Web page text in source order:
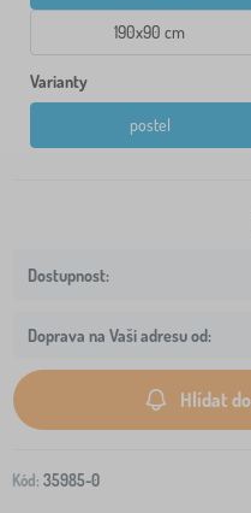
190x90 cm
Varianty
postel
Doprava na Vaši adresu od:
Hlídat
Kód: 35985-0